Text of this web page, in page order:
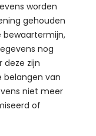
worden
gehouden
bewaartermijn,
nog
deze zijn
belangen van
niet meer
of